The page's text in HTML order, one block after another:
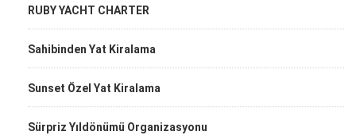
RUBY YACHT CHARTER
Sahibinden Yat Kiralama
Sunset Özel Yat Kiralama
Sürpriz Yıldönümü Organizasyonu